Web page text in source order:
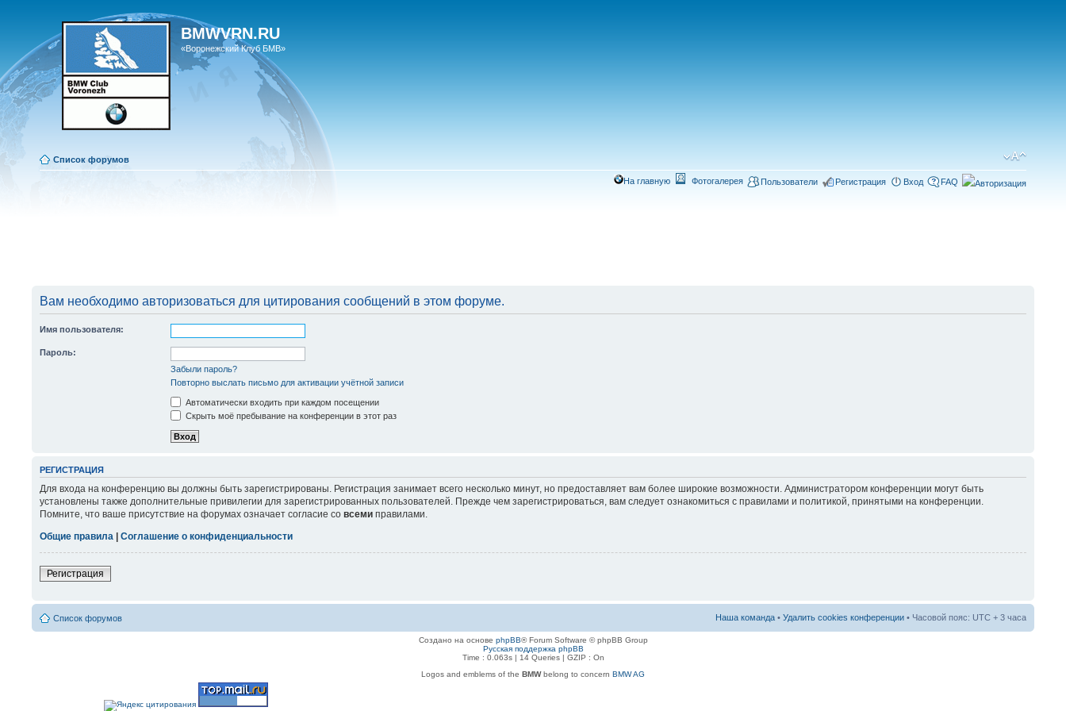
BMWVRN.RU
«Воронежский Клуб БМВ»
Список форумов
На главную Фотогалерея Пользователи Регистрация Вход FAQ
Вам необходимо авторизоваться для цитирования сообщений в этом форуме.
Имя пользователя:
Пароль:
Забыли пароль?
Повторно выслать письмо для активации учётной записи
Автоматически входить при каждом посещении
Скрыть моё пребывание на конференции в этот раз
РЕГИСТРАЦИЯ
Для входа на конференцию вы должны быть зарегистрированы. Регистрация занимает всего несколько минут, но предоставляет вам более широкие возможности. Администратором конференции могут быть
установлены также дополнительные привилегии для зарегистрированных пользователей. Прежде чем зарегистрироваться, вам следует ознакомиться с правилами и политикой, принятыми на конференции.
Помните, что ваше присутствие на форумах означает согласие со всеми правилами.
Общие правила | Соглашение о конфиденциальности
Регистрация
Список форумов Наша команда • Удалить cookies конференции • Часовой пояс: UTC + 3 часа
Создано на основе phpBB® Forum Software © phpBB Group
Русская поддержка phpBB
Time : 0.063s | 14 Queries | GZIP : On
Logos and emblems of the BMWbelong to concern BMW AG